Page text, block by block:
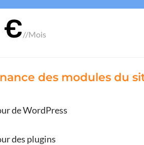
€//Mois
des modules du
de WordPress
des plugins